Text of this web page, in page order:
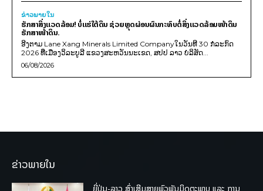
ຂ່າວພາຍ​ໃນ
ຮັກສາສິ່ງແວດລ້ອມ! ບໍ່ແຮ່ໃຕ້ດິນ ຊ່ວຍຫຼຸດຜ່ອນຜົນກະທົບຕໍ່ສິ່ງແວດລ້ອມໜ້າດິນ
ຮັກສາໜ້າດິນ.
ອີງຕາມ Lane Xang Minerals Limited Companyໃນວັນທີ 30 ກໍລະກົດ
2026 ທີ່ເມືອງວິລະບູລີ ແຂວງສະຫວັນນະເຂດ, ສປປ ລາວ ບໍລິສັດ...
06/08/2026
ຂ່າວພາຍໃນ
ຍີ່ປຸ່ນ-ລາວ ສົ່ງເສີມສາຍພົວພັນມິດຕະພາບ ແລະ ການ